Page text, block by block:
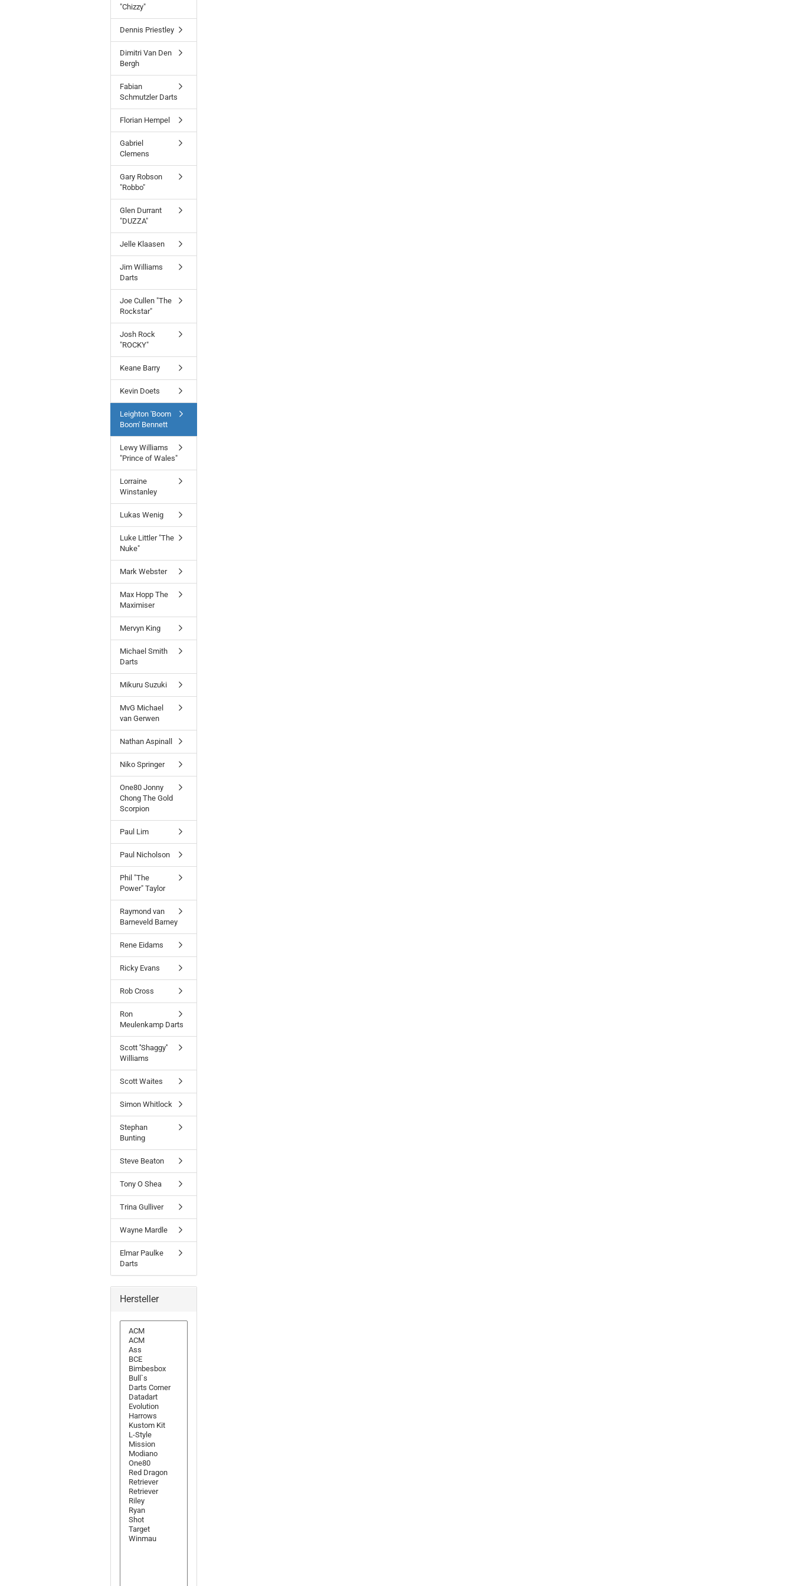
"Chizzy"
Dennis Priestley
Dimitri Van Den
Bergh
Fabian
Schmutzler Darts
Florian Hempel
Gabriel
Clemens
Gary Robson
"Robbo"
Glen Durrant
"DUZZA"
Jelle Klaasen
Jim Williams
Darts
Joe Cullen "The
Rockstar"
Josh Rock
"ROCKY"
Keane Barry
Kevin Doets
Leighton 'Boom
Boom' Bennett
Lewy Williams
"Prince of Wales"
Lorraine
Winstanley
Lukas Wenig
Luke Littler "The
Nuke"
Mark Webster
Max Hopp The
Maximiser
Mervyn King
Michael Smith
Darts
Mikuru Suzuki
MvG Michael
van Gerwen
Nathan Aspinall
Niko Springer
One80 Jonny
Chong The Gold
Scorpion
Paul Lim
Paul Nicholson
Phil "The
Power" Taylor
Raymond van
Barneveld Barney
Rene Eidams
Ricky Evans
Rob Cross
Ron
Meulenkamp Darts
Scott ''Shaggy''
Williams
Scott Waites
Simon Whitlock
Stephan
Bunting
Steve Beaton
Tony O Shea
Trina Gulliver
Wayne Mardle
Elmar Paulke
Darts
Hersteller